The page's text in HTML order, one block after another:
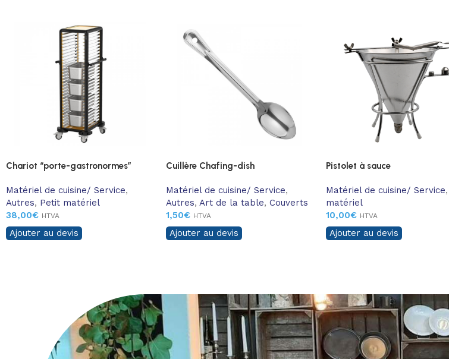
Chariot “porte-gastronormes”
Matériel de cuisine/ Service,
Autres, Petit matériel
38,00€ HTVA
Ajouter au devis
Cuillère Chafing-dish
Matériel de cuisine/ Service,
Autres, Art de la table, Couverts
1,50€ HTVA
Ajouter au devis
Pistolet à sauce
Matériel de cuisine/ Service,
matériel
10,00€ HTVA
Ajouter au devis